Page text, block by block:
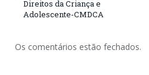
Direitos da Criança e
Adolescente-CMDCA
Os comentários estão fechados.